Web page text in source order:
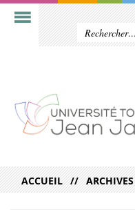
ACCUEIL ARCHIVES